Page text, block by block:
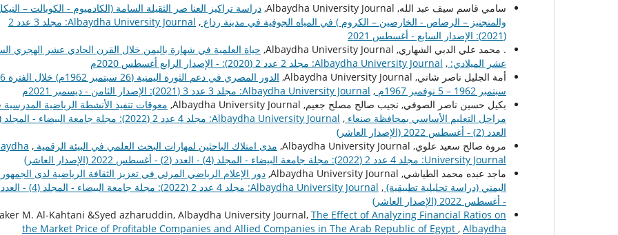
سامي قاسم سيف عبد الله, Albaydha University Journal,
دراسة تراكيز العنا صر الثقيلة السامة (الكادميوم - الكوبالت –
والمنجنيز – الرصاص - الخارصين – الكروم ) في المياه الجوفية في مدينة رداع ,
Albaydha University Journal: مجلد 3 عدد 2
(2021): الإصدار السابع - أغسطس 2021
. محمد علي الدبي الشهاري, Albaydha University Journal,
حياة العلمية في شهارة باليمن خلال القرن الحادي عشر الهجري
عشر الميلادي: , Albaydha University Journal: مجلد 2 عدد 2 (2020): - الإصدار الرابع أغسطس 2020م
أمة الجليل ناصر شاني, Albaydha University Journal,
الدور المصري في دعم
سبتمبر 1962 – 5 نوفمبر 1967م
, Albaydha University Journal: مجلد 3 عدد 3 (2021): الإصدار الثامن - ديسمبر 2021م
بكيل حسين ناصر الصوفي, نجيب صالح مصلح جعيم, Albaydha University Journal,
معوقات تنفيذ الأنشطة الرياضية
مراحل التعليم الأساسي بمحافظة صنعاء ,
العدد (2) - أغسطس 2022 (الإصدار العاشر)
مروة صالح سعيد علوي, Albaydha University Journal,
مدى امتلاك الباحثين لمهارات البحث العلمي في البيئة الرقمية ,
University Journal: مجلد 4 عدد 2 (2022): مجلة جامعة البيضاء - المجلد (4) - العدد (2) - أغسطس 2022 (الإصدار العاشر)
ماجد عبده محمد الطياشي, Albaydha University Journal,
دور الإعلام الرياضي المرئي في تعزيز الثقافة الرياضية لدى الجمهور
اليمني (دراسة تحليلية تطبيقية) ,
- أغسطس 2022 (الإصدار العاشر)
M. Al-Kahtani &Syed azharuddin, Albaydha University Journal, The Effect of Analyzing Financial Ratios on
the Market Price of Profitable Companies and Allied Companies in The Arab Republic of Egypt , Albaydha